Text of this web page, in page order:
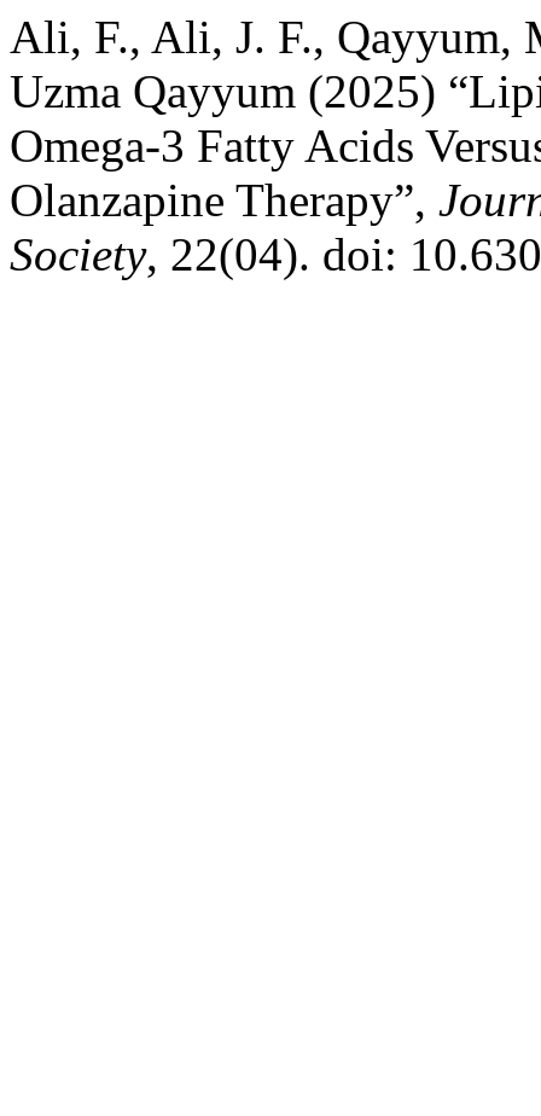
Ali, F., Ali, J. F., Qayyum,
Uzma Qayyum (2025)
Omega-3 Fatty Acids
Olanzapine Therapy”,
Society, 22(04). doi: